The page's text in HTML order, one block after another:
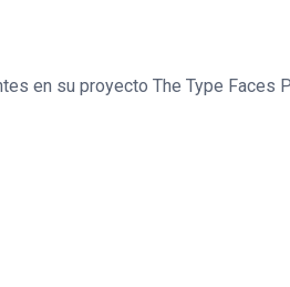
en su proyecto The Type Faces